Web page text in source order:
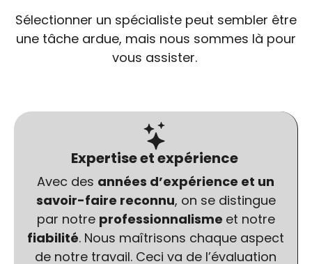
Sélectionner un spécialiste peut sembler être
une tâche ardue, mais nous sommes là pour
vous assister.
Expertise et expérience
Avec des années d’expérience et un
savoir-faire reconnu, on se distingue
par notre professionnalisme et notre
fiabilité. Nous maîtrisons chaque aspect
de notre travail. Ceci va de l’évaluation